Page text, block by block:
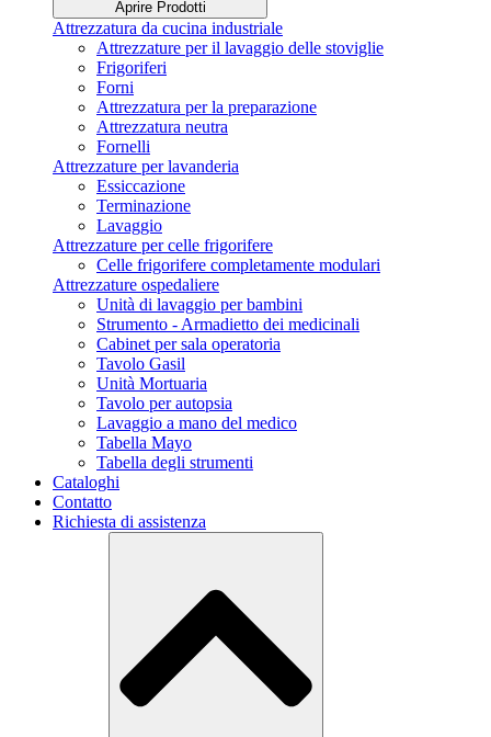
Aprire Prodotti
Attrezzatura da cucina industriale
Attrezzature per il lavaggio delle stoviglie
Frigoriferi
Forni
Attrezzatura per la preparazione
Attrezzatura neutra
Fornelli
Attrezzature per lavanderia
Essiccazione
Terminazione
Lavaggio
Attrezzature per celle frigorifere
Celle frigorifere completamente modulari
Attrezzature ospedaliere
Unità di lavaggio per bambini
Strumento - Armadietto dei medicinali
Cabinet per sala operatoria
Tavolo Gasil
Unità Mortuaria
Tavolo per autopsia
Lavaggio a mano del medico
Tabella Mayo
Tabella degli strumenti
Cataloghi
Contatto
Richiesta di assistenza